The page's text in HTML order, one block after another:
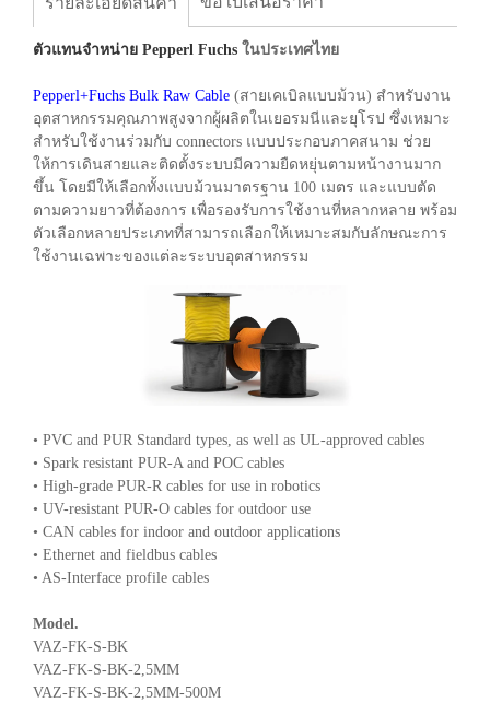
ตัวแทนจำหน่าย Pepperl Fuchs ในประเทศไทย
Pepperl+Fuchs Bulk Raw Cable (สายเคเบิลแบบม้วน) สำหรับงาน
อุตสาหกรรมคุณภาพสูงจากผู้ผลิตในเยอรมนีและยุโรป ซึ่งเหมาะ
สำหรับใช้งานร่วมกับ connectors แบบประกอบภาคสนาม ช่วย
ให้การเดินสายและติดตั้งระบบมีความยืดหยุ่นตามหน้างานมาก
ขึ้น โดยมีให้เลือกทั้งแบบม้วนมาตรฐาน 100 เมตร และแบบตัด
ตามความยาวที่ต้องการ เพื่อรองรับการใช้งานที่หลากหลาย พร้อม
ตัวเลือกหลายประเภทที่สามารถเลือกให้เหมาะสมกับลักษณะการ
ใช้งานเฉพาะของแต่ละระบบอุตสาหกรรม
• PVC and PUR Standard types, as well as UL-approved cables
• Spark resistant PUR-A and POC cables
• High-grade PUR-R cables for use in robotics
• UV-resistant PUR-O cables for outdoor use
• CAN cables for indoor and outdoor applications
• Ethernet and fieldbus cables
• AS-Interface profile cables
Model.
VAZ-FK-S-BK
VAZ-FK-S-BK-2,5MM
VAZ-FK-S-BK-2,5MM-500M